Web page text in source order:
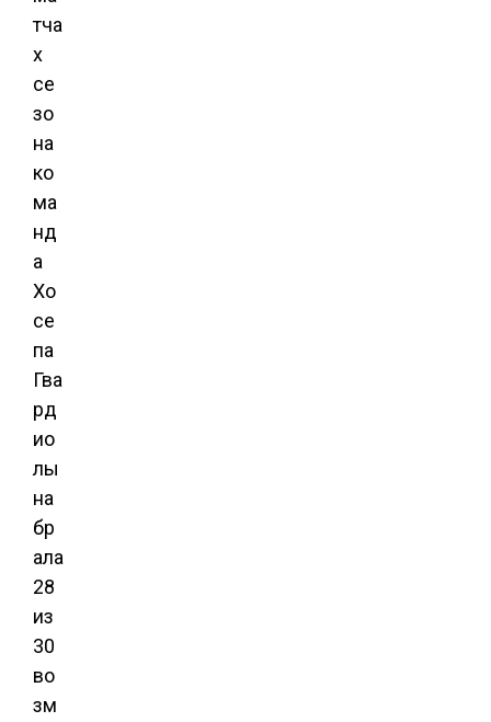
тча
х
се
зо
на
ко
ма
нд
а
Хо
се
па
Гва
рд
ио
лы
на
бр
ала
28
из
30
во
зм